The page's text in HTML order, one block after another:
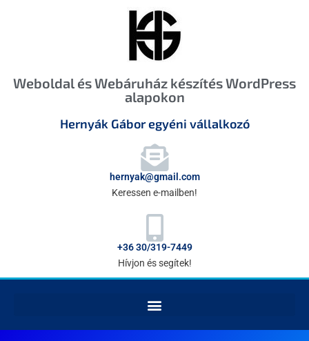
Weboldal és Webáruház készítés WordPress
alapokon
Hernyák Gábor egyéni vállalkozó
hernyak@gmail.com
Keressen e-mailben!
+36 30/319-7449
Hívjon és segítek!